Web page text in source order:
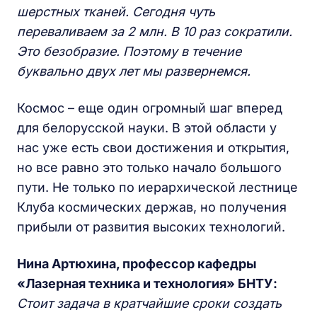
шерстных тканей. Сегодня чуть
переваливаем за 2 млн. В 10 раз сократили.
Это безобразие. Поэтому в течение
буквально двух лет мы развернемся.
Космос – еще один огромный шаг вперед
для белорусской науки. В этой области у
нас уже есть свои достижения и открытия,
но все равно это только начало большого
пути. Не только по иерархической лестнице
Клуба космических держав, но получения
прибыли от развития высоких технологий.
Нина Артюхина, профессор кафедры
«Лазерная техника и технология» БНТУ:
Стоит задача в кратчайшие сроки создать